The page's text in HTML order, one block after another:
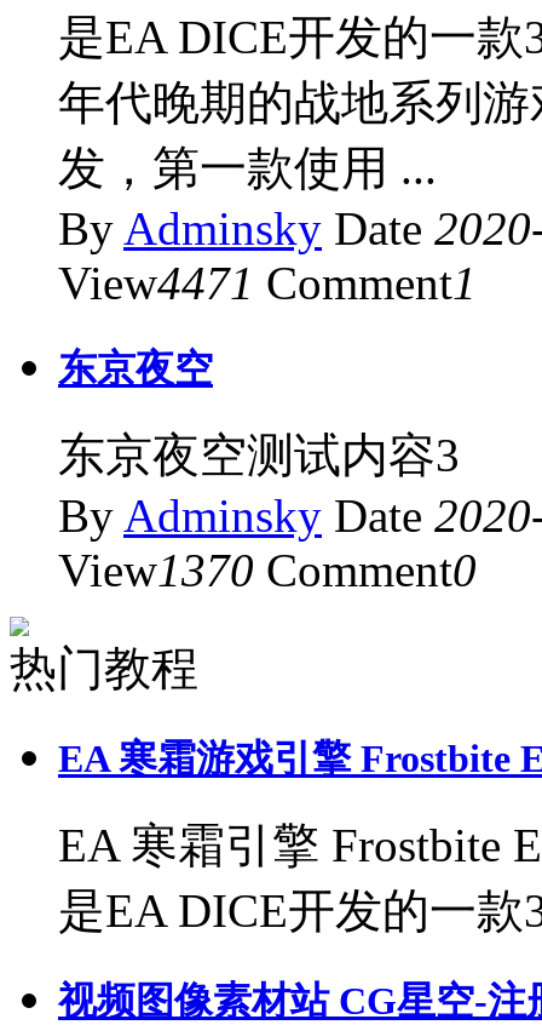
是EA DICE开发的一
年代晚期的战地系列
发，第一款使用 ...
By Adminsky Date
View4471 Comment1
东京夜空
东京夜空测试内容3
By Adminsky Date
View1370 Comment0
热门教程
EA 寒霜游戏引擎 Frostbite
EA 寒霜引擎 Frostbite
是EA DICE开发的一款
视频图像素材站 CG星空-注